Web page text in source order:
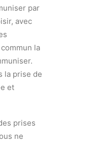
par
avec
la
la prise de
et
prises
ne